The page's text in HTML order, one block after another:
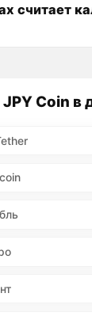
считает
Coin в